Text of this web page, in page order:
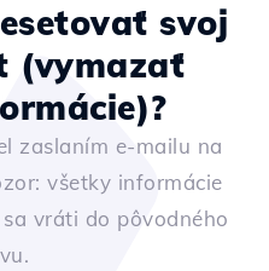
svoj
(vymazať
zaslaním e-mailu na
všetky informácie
vráti do pôvodného